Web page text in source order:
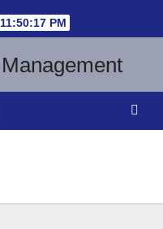
11:50:17 PM